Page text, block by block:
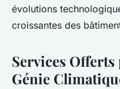
évolutions
croissantes des
Services Offerts
Génie